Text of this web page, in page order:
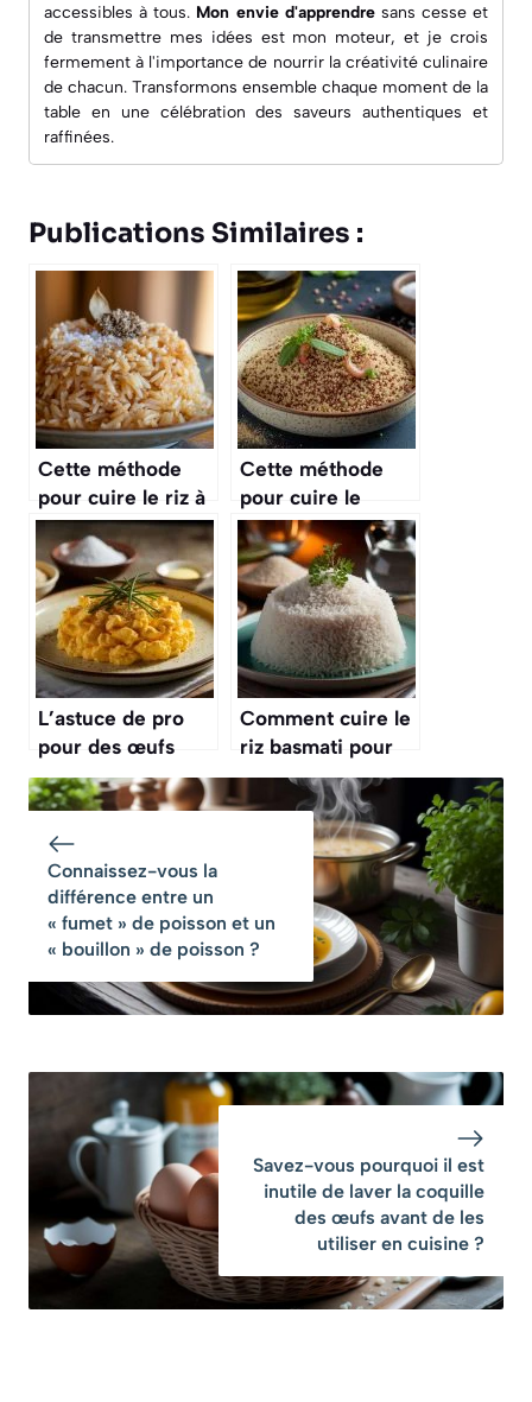
accessibles à tous. Mon envie d'apprendresans cesse et
de transmettre mes idées est mon moteur, et je crois
fermement à l'importance de nourrir la créativité culinaire
de chacun. Transformons ensemble chaque moment de la
table en une célébration des saveurs authentiques et
raffinées.
Publications Similaires :
Cette méthode
pour cuire le riz à
la créole le rend
parfaitement non
collant
Cette méthode
pour cuire le
quinoa assure des
grains
parfaitement
détachés et jamais
pâteux
L’astuce de pro
pour des œufs
brouillés parfaits
et crémeux, c’est
le secret d’un bon
petit-déjeuner
Comment cuire le
riz basmati pour
qu’il ne colle pas ?
Connaissez-vous la
différence entre un
« fumet » de poisson et un
« bouillon » de poisson ?
Savez-vous pourquoi il est
inutile de laver la coquille
des œufs avant de les
utiliser en cuisine ?